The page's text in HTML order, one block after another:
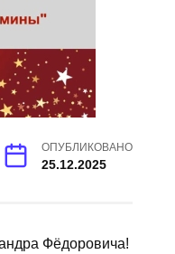
ОПУБЛИКОВАНО
25.12.2025
Фёдоровича!